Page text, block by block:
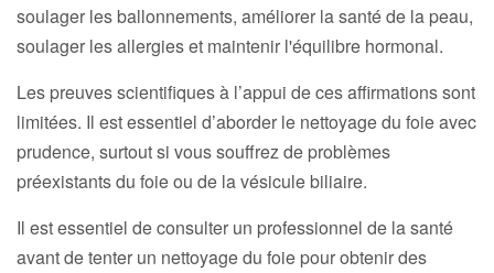
soulager les ballonnements, améliorer la santé de la peau,
soulager les allergies et maintenir l'équilibre hormonal.
Les preuves scientifiques à l’appui de ces affirmations sont
limitées. Il est essentiel d’aborder le nettoyage du foie avec
prudence, surtout si vous souffrez de problèmes
préexistants du foie ou de la vésicule biliaire.
Il est essentiel de consulter un professionnel de la santé
avant de tenter un nettoyage du foie pour obtenir des